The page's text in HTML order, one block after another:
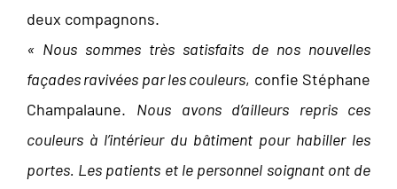
deux compagnons.
« Nous sommes très satisfaits de nos nouvelles
façades ravivées par les couleurs, confie Stéphane
Champalaune. Nous avons d’ailleurs repris ces
couleurs à l’intérieur du bâtiment pour habiller les
portes. Les patients et le personnel soignant ont de